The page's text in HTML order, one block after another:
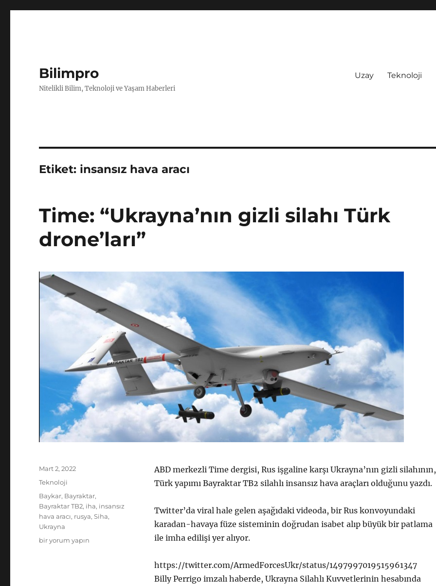
Bilimpro
Nitelikli Bilim, Teknoloji ve Yaşam Haberleri
Uzay Teknoloji
Etiket: insansız hava aracı
Time: “Ukrayna’nın gizli silahı Türk
drone’ları”
ABD merkezli Time dergisi, Rus işgaline karşı Ukrayna’nın gizli silahının,
Türk yapımı Bayraktar TB2 silahlı insansız hava araçları olduğunu yazdı.
Twitter’da viral hale gelen aşağıdaki videoda, bir Rus konvoyundaki
karadan-havaya füze sisteminin doğrudan isabet alıp büyük bir patlama
ile imha edilişi yer alıyor.
https://twitter.com/ArmedForcesUkr/status/1497997019515961347
Billy Perrigo imzalı haberde, Ukrayna Silahlı Kuvvetlerinin hesabında
Yayın
tarihi
Mart 2, 2022
Kategoriler
Teknoloji
Etiketler
Baykar, Bayraktar,
Bayraktar TB2, iha, insansız
hava aracı, rusya,Siha,
Ukrayna
Time:
bir yorum yapın